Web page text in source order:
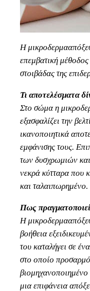
Η
επεμβατική
στοιβάδας της
Τι αποτελέσματα
Στο σώμα η
εξασφαλίζει την
ικανοποιητικά
εμφάνισης τους.
των δυσχρωμιών
νεκρά κύτταρα που
και ταλαιπωρημένο.
Πως
Η
βοήθεια
του καταλήγει σε
στο οποίο
βιομηχανοποιημένο
μια επιφάνεια